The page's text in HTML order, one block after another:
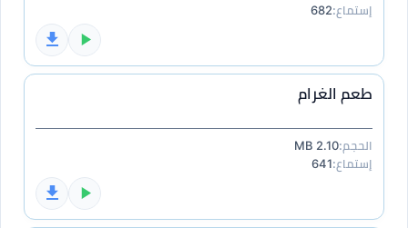
إستماع:682
طعم الغرام
الحجم:2.10 MB
إستماع:641